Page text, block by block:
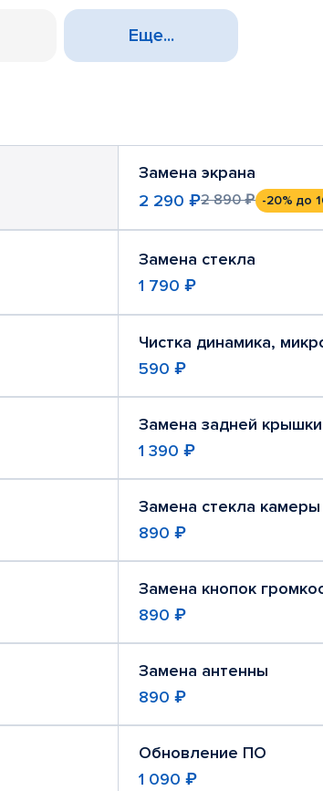
Еще...
Замена экрана
2 290 ₽2 890 ₽ -20% до
Замена стекла
1 790 ₽
Чистка динамика,
590 ₽
Замена задней крышки
1 390 ₽
Замена стекла камеры
890 ₽
Замена кнопок
890 ₽
Замена антенны
890 ₽
Обновление ПО
1 090 ₽